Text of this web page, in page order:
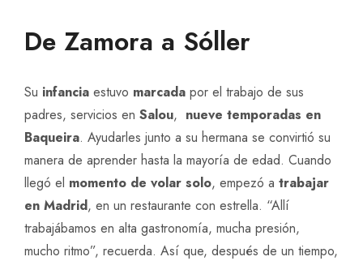
De Zamora a Sóller
Su infancia estuvo marcada por el trabajo de sus
padres, servicios en Salou, nueve temporadas en
Baqueira. Ayudarles junto a su hermana se convirtió su
manera de aprender hasta la mayoría de edad. Cuando
llegó el momento de volar solo, empezó a trabajar
en Madrid, en un restaurante con estrella. “Allí
trabajábamos en alta gastronomía, mucha presión,
mucho ritmo”, recuerda. Así que, después de un tiempo,